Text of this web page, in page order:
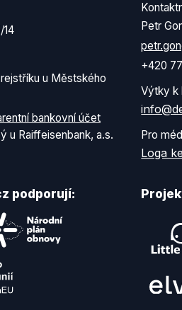
14
u Městského
bankovní účet
u Raiffeisenbank, a.s.
Petr
+420
Výtky k
Pro
Loga
podporují: